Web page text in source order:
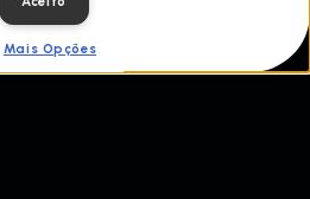
Mais Opções